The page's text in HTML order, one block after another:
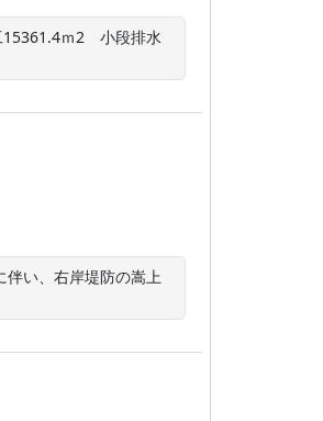
ｍ2　小段排水
い、右岸堤防の嵩上